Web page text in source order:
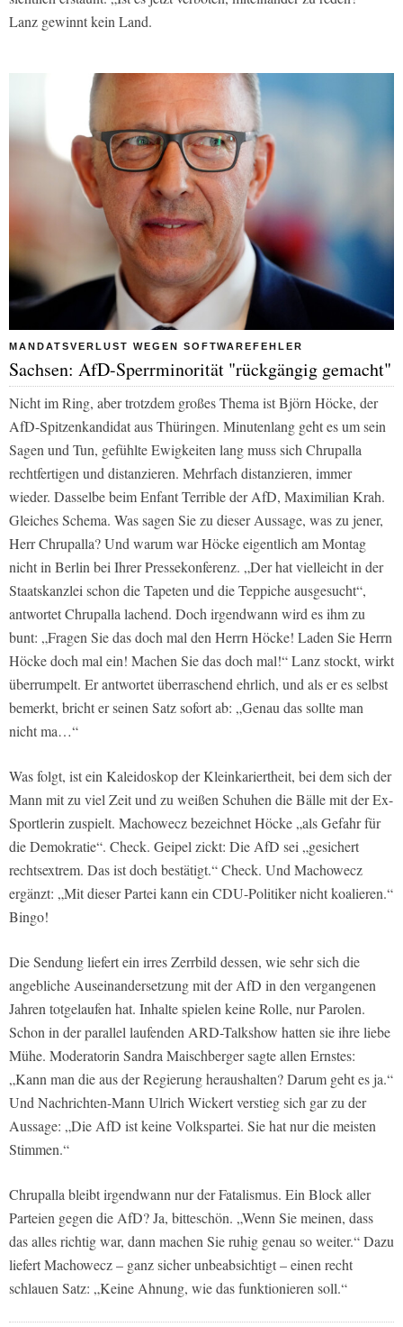
Lanz gewinnt kein Land.
MANDATSVERLUST WEGEN SOFTWAREFEHLER
Sachsen: AfD-Sperrminorität "rückgängig gemacht"
Nicht im Ring, aber trotzdem großes Thema ist Björn Höcke, der
AfD-Spitzenkandidat aus Thüringen. Minutenlang geht es um sein
Sagen und Tun, gefühlte Ewigkeiten lang muss sich Chrupalla
rechtfertigen und distanzieren. Mehrfach distanzieren, immer
wieder. Dasselbe beim Enfant Terrible der AfD, Maximilian Krah.
Gleiches Schema. Was sagen Sie zu dieser Aussage, was zu jener,
Herr Chrupalla? Und warum war Höcke eigentlich am Montag
nicht in Berlin bei Ihrer Pressekonferenz. „Der hat vielleicht in der
Staatskanzlei schon die Tapeten und die Teppiche ausgesucht“,
antwortet Chrupalla lachend. Doch irgendwann wird es ihm zu
bunt: „Fragen Sie das doch mal den Herrn Höcke! Laden Sie Herrn
Höcke doch mal ein! Machen Sie das doch mal!“ Lanz stockt, wirkt
überrumpelt. Er antwortet überraschend ehrlich, und als er es selbst
bemerkt, bricht er seinen Satz sofort ab: „Genau das sollte man
nicht ma…“
Was folgt, ist ein Kaleidoskop der Kleinkariertheit, bei dem sich der
Mann mit zu viel Zeit und zu weißen Schuhen die Bälle mit der Ex-
Sportlerin zuspielt. Machowecz bezeichnet Höcke „als Gefahr für
die Demokratie“. Check. Geipel zickt: Die AfD sei „gesichert
rechtsextrem. Das ist doch bestätigt.“ Check. Und Machowecz
ergänzt: „Mit dieser Partei kann ein CDU-Politiker nicht koalieren.“
Bingo!
Die Sendung liefert ein irres Zerrbild dessen, wie sehr sich die
angebliche Auseinandersetzung mit der AfD in den vergangenen
Jahren totgelaufen hat. Inhalte spielen keine Rolle, nur Parolen.
Schon in der parallel laufenden ARD-Talkshow hatten sie ihre liebe
Mühe. Moderatorin Sandra Maischberger sagte allen Ernstes:
„Kann man die aus der Regierung heraushalten? Darum geht es ja.“
Und Nachrichten-Mann Ulrich Wickert verstieg sich gar zu der
Aussage: „Die AfD ist keine Volkspartei. Sie hat nur die meisten
Stimmen.“
Chrupalla bleibt irgendwann nur der Fatalismus. Ein Block aller
Parteien gegen die AfD? Ja, bitteschön. „Wenn Sie meinen, dass
das alles richtig war, dann machen Sie ruhig genau so weiter.“ Dazu
liefert Machowecz – ganz sicher unbeabsichtigt – einen recht
schlauen Satz: „Keine Ahnung, wie das funktionieren soll.“